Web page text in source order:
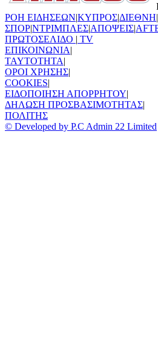
ΡΟΗ ΕΙΔΗΣΕΩΝ|ΚΥΠΡΟΣ|ΔΙΕΘΝΗ|
ΣΠΟΡ|ΝΤΡΙΜΠΛΕΣ|ΑΠΟΨΕΙΣ|
ΠΡΩΤΟΣΕΛΙΔΟ | TV
ΕΠΙΚΟΙΝΩΝΙΑ|
TAYTOTHTA|
ΟΡΟΙ ΧΡΗΣΗΣ|
COOKIES|
ΕΙΔΟΠΟΙΗΣΗ ΑΠΟΡΡΗΤΟΥ|
ΔΗΛΩΣΗ ΠΡΟΣΒΑΣΙΜΟΤΗΤΑΣ|
ΠΟΛΙΤΗΣ
© Developed by P.C Admin 22 Limited